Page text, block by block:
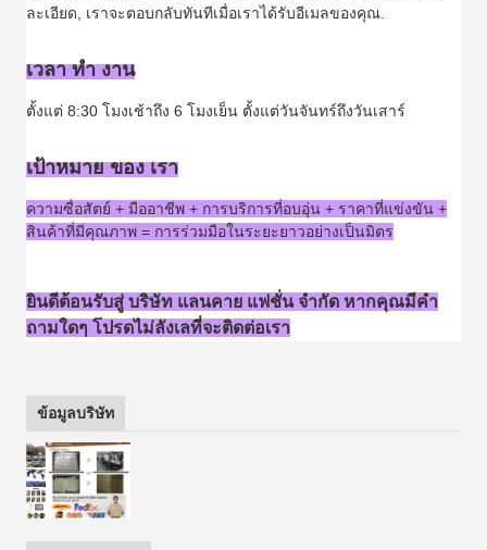
ละเอียด, เราจะตอบกลับทันทีเมื่อเราได้รับอีเมลของคุณ.
เวลา ทํา งาน
ตั้งแต่ 8:30 โมงเช้าถึง 6 โมงเย็น ตั้งแต่วันจันทร์ถึงวันเสาร์
เป้าหมาย ของ เรา
ความซื่อสัตย์ + มืออาชีพ + การบริการที่อบอุ่น + ราคาที่แข่งขัน +
สินค้าที่มีคุณภาพ = การร่วมมือในระยะยาวอย่างเป็นมิตร
ยินดีต้อนรับสู่ บริษัท แลนคาย แฟชั่น จํากัด หากคุณมีคํา
ถามใดๆ โปรดไม่ลังเลที่จะติดต่อเรา
ข้อมูลบริษัท